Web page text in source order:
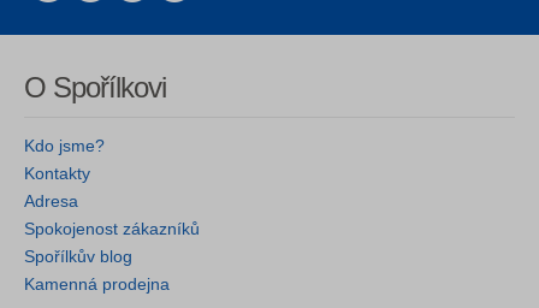
O Spořílkovi
Kdo jsme?
Kontakty
Adresa
Spokojenost zákazníků
Spořílkův blog
Kamenná prodejna